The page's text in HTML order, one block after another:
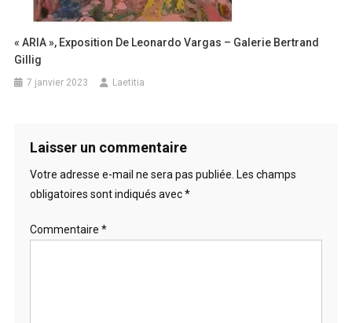
« ARIA », Exposition De Leonardo Vargas – Galerie Bertrand
Gillig
7 janvier 2023 Laetitia
Laisser un commentaire
Votre adresse e-mail ne sera pas publiée. Les champs
obligatoires sont indiqués avec*
Commentaire *